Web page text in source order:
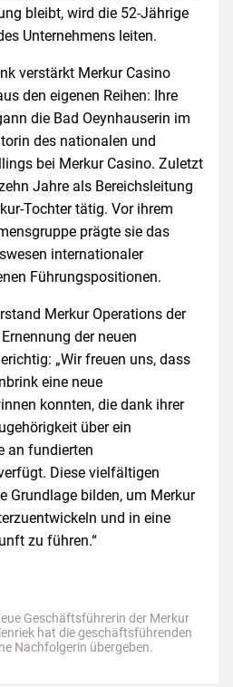
Geschäftsführerin der Merkur
hat die geschäftsführenden
Nachfolgerin übergeben.
bleibt, wird die 52-Jährige
Unternehmens leiten.
verstärkt Merkur Casino
den eigenen Reihen: Ihre
die Bad Oeynhauserin im
des nationalen und
bei Merkur Casino. Zuletzt
Jahre als Bereichsleitung
Tochter tätig. Vor ihrem
prägte sie das
internationaler
Führungspositionen.
Merkur Operations der
der neuen
„Wir freuen uns, dass
eine neue
konnten, die dank ihrer
über ein
an fundierten
Diese vielfältigen
Grundlage bilden, um Merkur
und in eine
zu führen.“